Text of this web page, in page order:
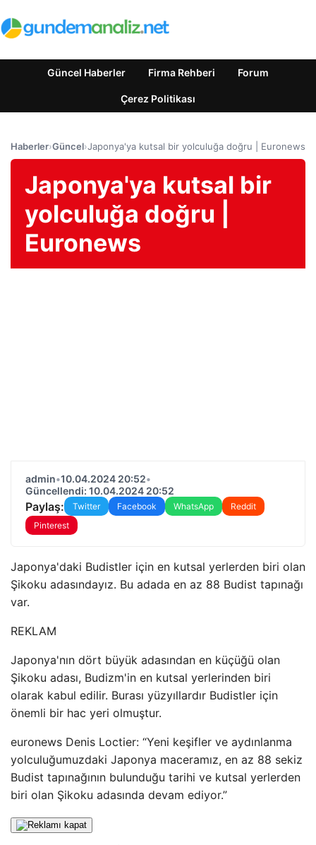
Güncel Haberler Firma Rehberi Forum
Çerez Politikası
Haberler›Güncel›Japonya'ya kutsal bir yolculuğa doğru | Euronews
Japonya'ya kutsal bir
yolculuğa doğru |
Euronews
admin•10.04.2024 20:52•
Güncellendi: 10.04.2024 20:52
Paylaş: Twitter Facebook WhatsApp
Reddit
Pinterest
Japonya'daki Budistler için en kutsal yerlerden biri olan
Şikoku adasındayız. Bu adada en az 88 Budist tapınağı
var.
REKLAM
Japonya'nın dört büyük adasından en küçüğü olan
Şikoku adası, Budizm'in en kutsal yerlerinden biri
olarak kabul edilir. Burası yüzyıllardır Budistler için
önemli bir hac yeri olmuştur.
euronews Denis Loctier: “Yeni keşifler ve aydınlanma
yolculuğumuzdaki Japonya maceramız, en az 88 sekiz
Budist tapınağının bulunduğu tarihi ve kutsal yerlerden
biri olan Şikoku adasında devam ediyor.”